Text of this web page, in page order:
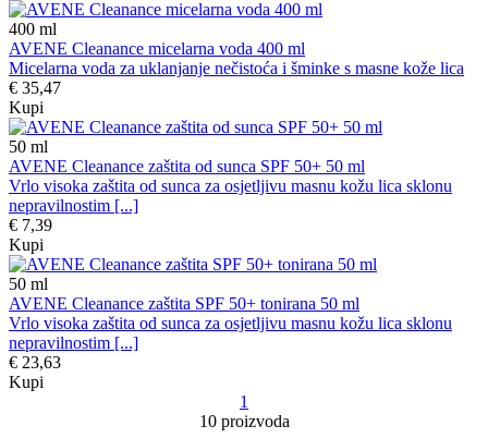
400 ml
AVENE Cleanance micelarna voda 400 ml
Micelarna voda za uklanjanje nečistoća i šminke s masne kože lica
€ 35,47
Kupi
50 ml
AVENE Cleanance zaštita od sunca SPF 50+ 50 ml
Vrlo visoka zaštita od sunca za osjetljivu masnu kožu lica sklonu
nepravilnostim [...]
€ 7,39
Kupi
50 ml
AVENE Cleanance zaštita SPF 50+ tonirana 50 ml
Vrlo visoka zaštita od sunca za osjetljivu masnu kožu lica sklonu
nepravilnostim [...]
€ 23,63
Kupi
1
10 proizvoda